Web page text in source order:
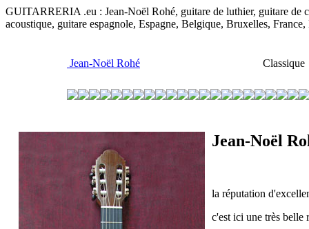
GUITARRERIA .eu : Jean-Noël Rohé, guitare de luthier, guitare de
acoustique, guitare espagnole, Espagne, Belgique, Bruxelles,
Jean-Noël Rohé
Jean-Noël
la réputation
c'est ici une très belle